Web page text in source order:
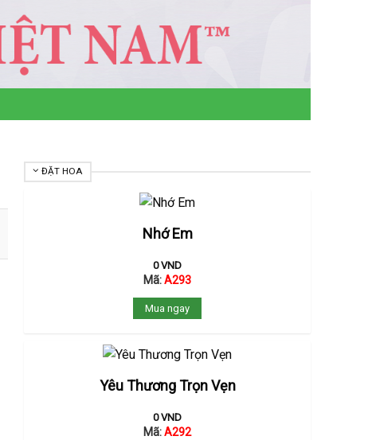
ĐẶT HOA
Nhớ Em
0VND
Mã:A293
Mua ngay
Yêu Thương Trọn Vẹn
0VND
Mã:A292